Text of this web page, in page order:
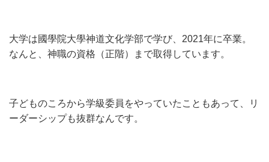
大学は國學院大學神道文化学部で学び、2021年に卒業。
なんと、神職の資格（正階）まで取得しています。
子どものころから学級委員をやっていたこともあって、リ
ーダーシップも抜群なんです。